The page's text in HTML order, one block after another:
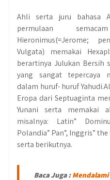
Ahli serta juru bahasa
permulaan
Hieronimus(=Jerome;
Vulgata) memakai
berartinya Julukan Bersih
yang sangat tepercaya
dalam huruf- huruf
Eropa dari Septuaginta
Yunani serta memakai
misalnya: Latin”
Polandia” Pan”, Inggris”
serta berikutnya.
Baca Juga :